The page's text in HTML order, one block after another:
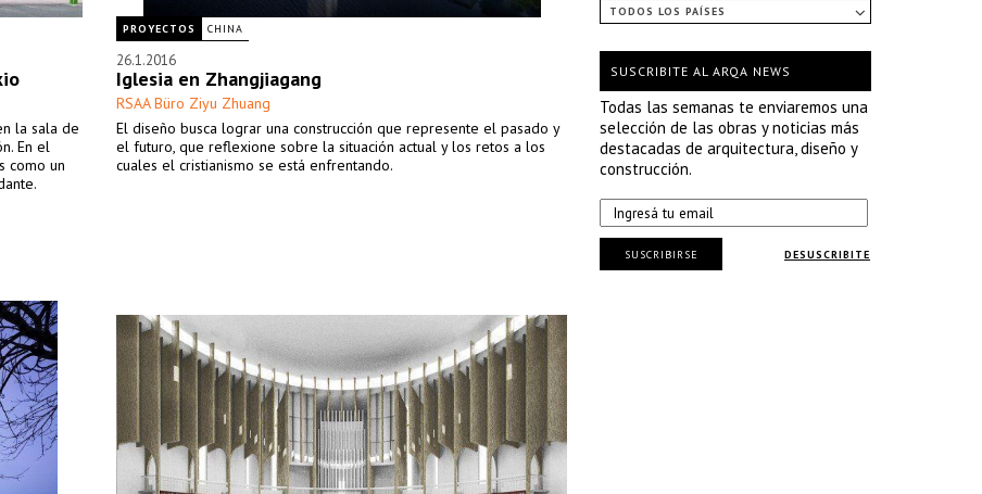
la sala de
En el
como un
PROYECTOS CHINA
26.1.2016
Iglesia en Zhangjiagang
RSAA Büro Ziyu Zhuang
El diseño busca lograr una construcción que represente el pasado y
el futuro, que reflexione sobre la situación actual y los retos a los
cuales el cristianismo se está enfrentando.
TODOS LOS PAÍSES
SUSCRIBITE AL ARQA NEWS
Todas las semanas te enviaremos una
selección de las obras y noticias más
destacadas de arquitectura, diseño y
construcción.
DESUSCRIBITE
SUSCRIBIRSE